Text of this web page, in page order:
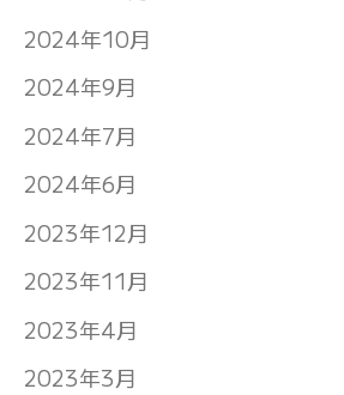
2024年10月
2024年9月
2024年7月
2024年6月
2023年12月
2023年11月
2023年4月
2023年3月